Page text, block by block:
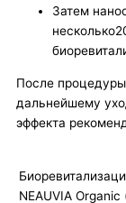
Затем
После
дальнейшему
эффекта
NEAUVIA